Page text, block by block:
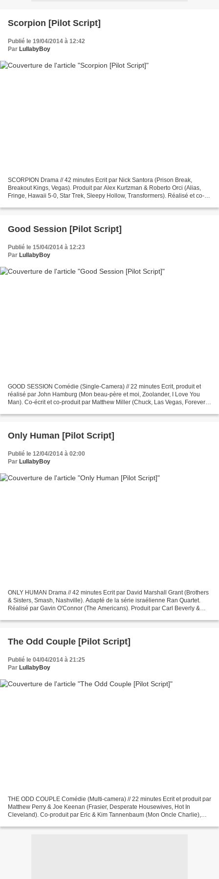
Scorpion [Pilot Script]
Publié le 19/04/2014 à 12:42
Par LullabyBoy
SCORPION Drama // 42 minutes Ecrit par Nick Santora (Prison Break,
Breakout Kings, Vegas). Produit par Alex Kurtzman & Roberto Orci (Alias,
Fringe, Hawaii 5-0, Star Trek, Sleepy Hollow, Transformers). Réalisé et co-
Good Session [Pilot Script]
Publié le 15/04/2014 à 12:23
Par LullabyBoy
GOOD SESSION Comédie (Single-Camera) // 22 minutes Ecrit, produit et
réalisé par John Hamburg (Mon beau-père et moi, Zoolander, I Love You
Man). Co-écrit et co-produit par Matthew Miller (Chuck, Las Vegas, Forever).
Only Human [Pilot Script]
Publié le 12/04/2014 à 02:00
Par LullabyBoy
ONLY HUMAN Drama // 42 minutes Ecrit par David Marshall Grant (Brothers
& Sisters, Smash, Nashville). Adapté de la série israélienne Ran Quartet.
Réalisé par Gavin O'Connor (The Americans). Produit par Carl Beverly &
The Odd Couple [Pilot Script]
Publié le 04/04/2014 à 21:25
Par LullabyBoy
THE ODD COUPLE Comédie (Multi-camera) // 22 minutes Ecrit et produit par
Matthew Perry & Joe Keenan (Frasier, Desperate Housewives, Hot In
Cleveland). Co-produit par Eric & Kim Tannenbaum (Mon Oncle Charlie),